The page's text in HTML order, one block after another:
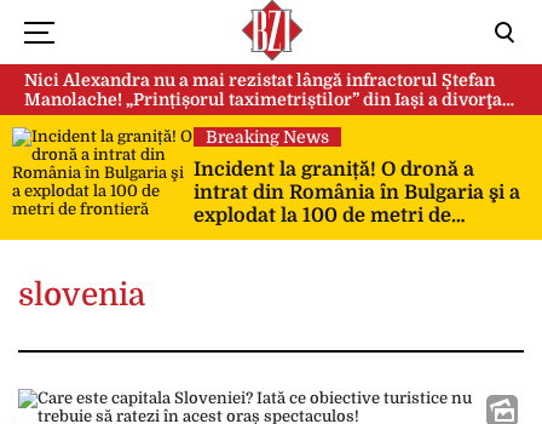
Nici Alexandra nu a mai rezistat lângă infractorul Ștefan
Manolache! „Prințișorul taximetriștilor” din Iași a divorţat
după doi ani de căsnicie
Breaking News
Incident la graniță! O dronă a
intrat din România în Bulgaria şi a
explodat la 100 de metri de
frontieră
slovenia